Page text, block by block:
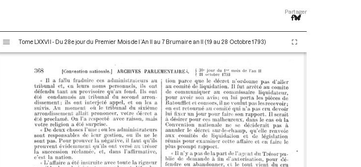
Partager
Tome LXXVII - Du 28e jour du Premier Mois de l’An II au 7 Brumaire an II (19 au 28 Octobre 1793)